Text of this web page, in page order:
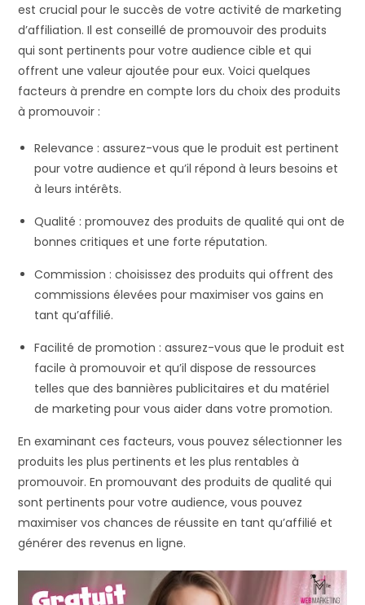
est crucial pour le succès de votre activité de marketing
d’affiliation. Il est conseillé de promouvoir des produits
qui sont pertinents pour votre audience cible et qui
offrent une valeur ajoutée pour eux. Voici quelques
facteurs à prendre en compte lors du choix des produits
à promouvoir :
Relevance : assurez-vous que le produit est pertinent
pour votre audience et qu’il répond à leurs besoins et
à leurs intérêts.
Qualité : promouvez des produits de qualité qui ont de
bonnes critiques et une forte réputation.
Commission : choisissez des produits qui offrent des
commissions élevées pour maximiser vos gains en
tant qu’affilié.
Facilité de promotion : assurez-vous que le produit est
facile à promouvoir et qu’il dispose de ressources
telles que des bannières publicitaires et du matériel
de marketing pour vous aider dans votre promotion.
En examinant ces facteurs, vous pouvez sélectionner les
produits les plus pertinents et les plus rentables à
promouvoir. En promouvant des produits de qualité qui
sont pertinents pour votre audience, vous pouvez
maximiser vos chances de réussite en tant qu’affilié et
générer des revenus en ligne.